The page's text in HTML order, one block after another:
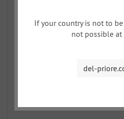
If your country is not to
not possible at
del-